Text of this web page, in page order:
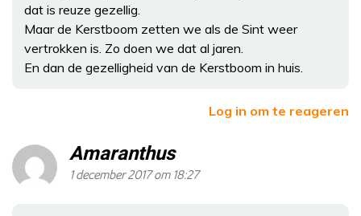
dat is reuze gezellig.
Maar de Kerstboom zetten we als de Sint weer
vertrokken is. Zo doen we dat al jaren.
En dan de gezelligheid van de Kerstboom in huis.
Log in om te reageren
Amaranthus
1 december 2017 om 18:27